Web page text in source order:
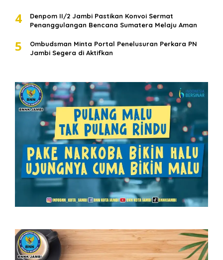
4
Denpom II/2 Jambi Pastikan Konvoi Sermat
Penanggulangan Bencana Sumatera Melaju Aman
5
Ombudsman Minta Portal Penelusuran Perkara PN
Jambi Segera di Aktifkan